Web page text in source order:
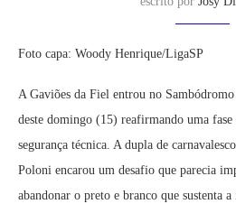
Foto capa: Woody Henrique/LigaSP
A Gaviões da Fiel entrou no
deste domingo (15) reafirmando uma fase
segurança técnica. A dupla de
Poloni encarou um desafio que parecia
abandonar o preto e branco que sustenta